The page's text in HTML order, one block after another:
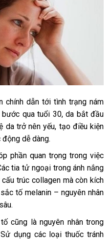
chính dẫn tới tình trạng nám
qua tuổi 30, da bắt đầu
da trở nên yếu, tạo điều kiện
dễ dàng.
phần quan trọng trong việc
tia tử ngoại trong ánh nắng
trúc collagen mà còn kích
tố melanin – nguyên nhân
cũng là nguyên nhân trong
dụng các loại thuốc tránh